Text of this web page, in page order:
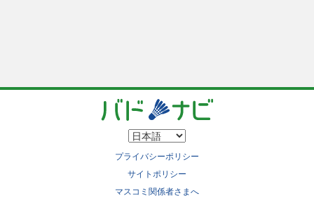
プライバシーポリシー
サイトポリシー
マスコミ関係者さまへ